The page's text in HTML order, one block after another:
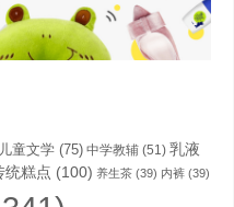
童文学(75) 中学教辅(51) 乳液
统糕点 (100) 养生茶(39) 内裤(39)